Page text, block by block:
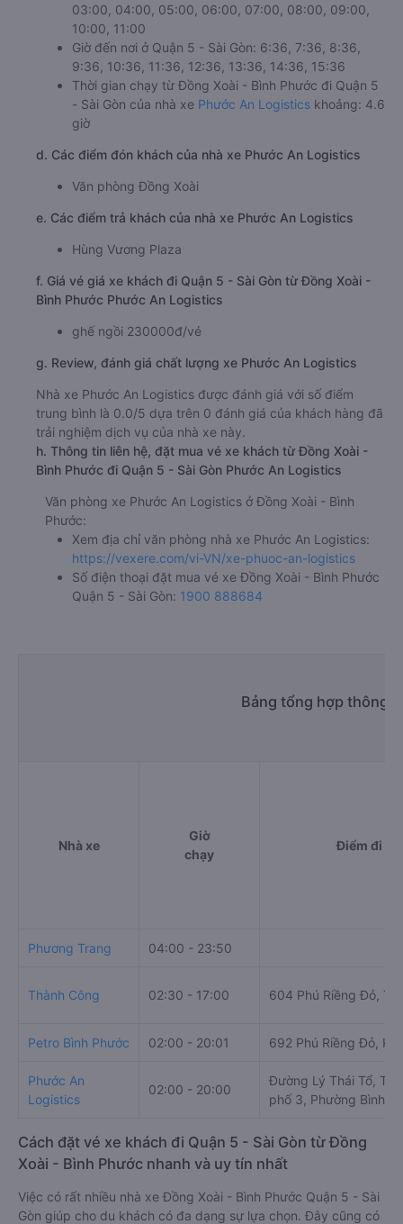
03:00, 04:00, 05:00, 06:00, 07:00, 08:00, 09:00,
10:00, 11:00
Giờ đến nơi ở Quận 5 - Sài Gòn: 6:36, 7:36, 8:36,
9:36, 10:36, 11:36, 12:36, 13:36, 14:36, 15:36
Thời gian chạy từ Đồng Xoài - Bình Phước đi Quận 5
- Sài Gòn của nhà xe Phước An Logistics khoảng: 4.6
giờ
d. Các điểm đón khách của nhà xe Phước An Logistics
Văn phòng Đồng Xoài
e. Các điểm trả khách của nhà xe Phước An Logistics
Hùng Vương Plaza
f. Giá vé giá xe khách đi Quận 5 - Sài Gòn từ Đồng Xoài -
Bình Phước Phước An Logistics
ghế ngồi 230000đ/vé
g. Review, đánh giá chất lượng xe Phước An Logistics
Nhà xe Phước An Logistics được đánh giá với số điểm
trung bình là 0.0/5 dựa trên 0 đánh giá của khách hàng đã
trải nghiệm dịch vụ của nhà xe này.
h. Thông tin liên hệ, đặt mua vé xe khách từ Đồng Xoài -
Bình Phước đi Quận 5 - Sài Gòn Phước An Logistics
Văn phòng xe Phước An Logistics ở Đồng Xoài - Bình
Phước:
Xem địa chỉ văn phòng nhà xe Phước An Logistics:
https://vexere.com/vi-VN/xe-phuoc-an-logistics
Số điện thoại đặt mua vé xe Đồng Xoài - Bình Phước
Quận 5 - Sài Gòn: 1900 888684
Bảng tổng hợp thông
Nhà xe
Giờ
chạy
Điểm đi
Phương Trang 04:00 - 23:50
Thành Công 02:30 - 17:00 604 Phú Riềng Đỏ,
Petro Bình Phước 02:00 - 20:01 692 Phú Riềng Đỏ, KP
Phước An
Logistics
02:00 - 20:00
Đường Lý Thái Tổ, Tổ
phố 3, Phường Bình
Cách đặt vé xe khách đi Quận 5 - Sài Gòn từ Đồng
Xoài - Bình Phước nhanh và uy tín nhất
Việc có rất nhiều nhà xe Đồng Xoài - Bình Phước Quận 5 - Sài
Gòn giúp cho du khách có đa dạng sự lựa chọn. Đây cũng có